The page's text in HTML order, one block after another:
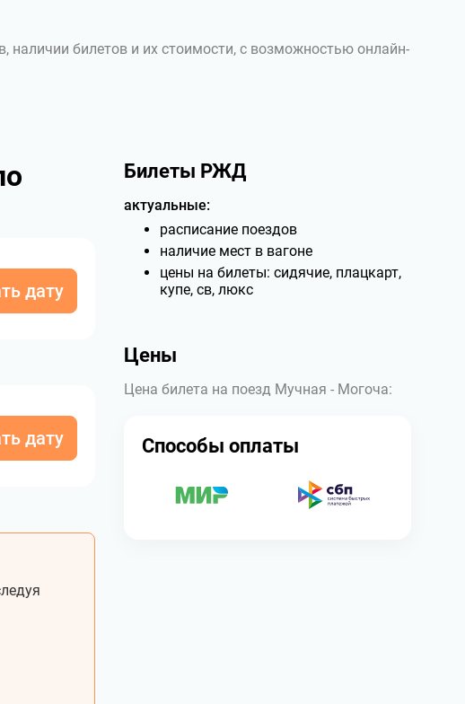
наличии билетов и их стоимости, с возможностью онлайн-
дату
дату
Билеты РЖД
актуальные:
расписание поездов
наличие мест в вагоне
цены на билеты: сидячие, плацкарт,
купе, св, люкс
Цены
Цена билета на поезд Мучная - Могоча:
Способы оплаты